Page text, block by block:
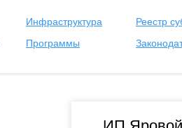
Инфраструктура
Реестр
Программы